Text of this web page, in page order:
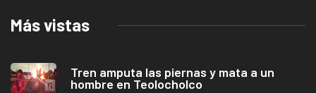
Más vistas
Tren amputa las piernas y mata a un
hombre en Teolocholco